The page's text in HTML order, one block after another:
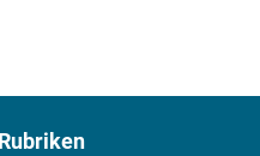
Rubriken